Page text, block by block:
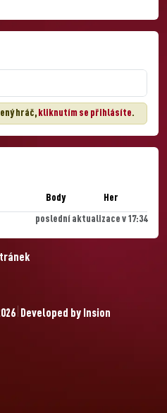
hráč, kliknutím se přihlásíte.
Body Her
poslední aktualizace v 17:34
Developed by Insion